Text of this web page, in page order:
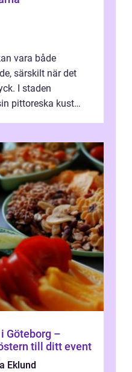
vara både
särskilt när det
I staden
pittoreska kust
Göteborg –
till ditt event
Eklund